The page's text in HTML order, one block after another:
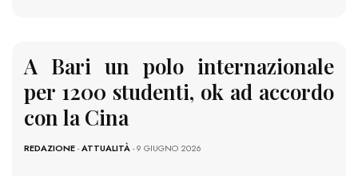
A Bari un polo internazionale
per 1200 studenti, ok ad accordo
con la Cina
REDAZIONE-ATTUALITÀ- 9 GIUGNO 2026